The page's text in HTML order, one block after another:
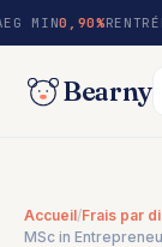
contenu
MIN0,90%
Bearny
Accueil/Frais par
MSc in